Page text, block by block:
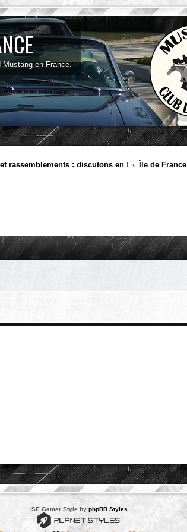
Mustang en France.
rassemblements : discutons en ! Île de France
*SE Gamer Style by phpBB Styles